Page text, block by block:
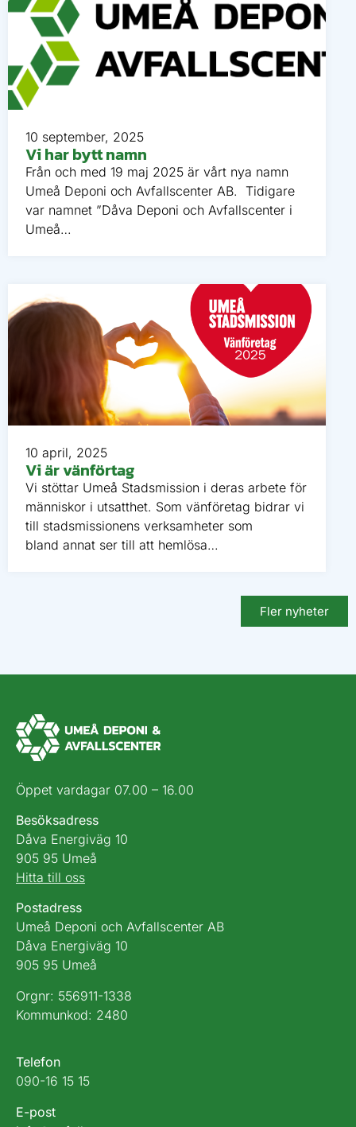
10 september, 2025
Vi har bytt namn
Från och med 19 maj 2025 är vårt nya namn
Umeå Deponi och Avfallscenter AB. Tidigare
var namnet ”Dåva Deponi och Avfallscenter i
Umeå…
10 april, 2025
Vi är vänförtag
Vi stöttar Umeå Stadsmission i deras arbete för
människor i utsatthet. Som vänföretag bidrar vi
till stadsmissionens verksamheter som
bland annat ser till att hemlösa…
Fler nyheter
Öppet vardagar 07.00 – 16.00
Besöksadress
Dåva Energiväg 10
905 95 Umeå
Hitta till oss
Postadress
Umeå Deponi och Avfallscenter AB
Dåva Energiväg 10
905 95 Umeå
Orgnr: 556911-1338
Kommunkod: 2480
Telefon
090-16 15 15
E-post